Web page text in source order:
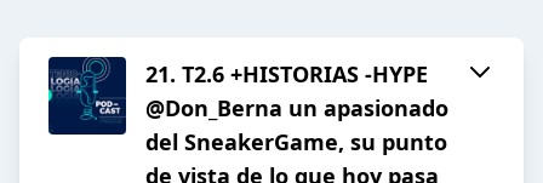
21. T2.6 +HISTORIAS -HYPE
@Don_Berna un apasionado
del SneakerGame, su punto
de vista de lo que hoy pasa